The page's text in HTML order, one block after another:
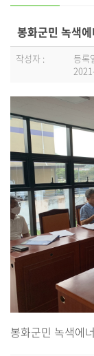
봉화군민 녹색
작성자 :
등록
봉화군민 녹색에